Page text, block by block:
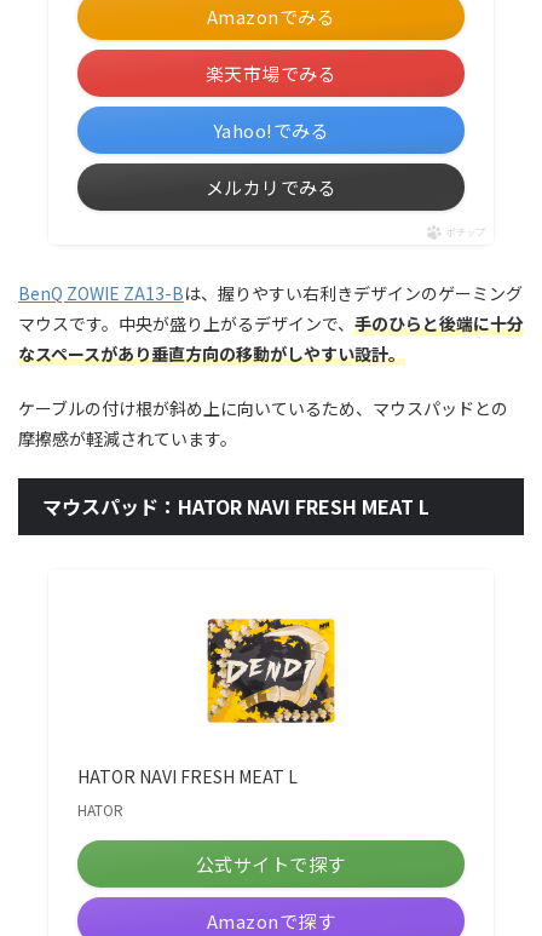
Amazonでみる
楽天市場でみる
Yahoo!でみる
メルカリでみる
ポチップ
BenQ ZOWIE ZA13-Bは、握りやすい右利きデザインのゲーミング
マウスです。中央が盛り上がるデザインで、 手のひらと後端に十分
なスペースがあり垂直方向の移動がしやすい設計。
ケーブルの付け根が斜め上に向いているため、マウスパッドとの
摩擦感が軽減されています。
マウスパッド：HATOR NAVI FRESH MEAT L
HATOR NAVI FRESH MEAT L
HATOR
公式サイトで探す
Amazonで探す